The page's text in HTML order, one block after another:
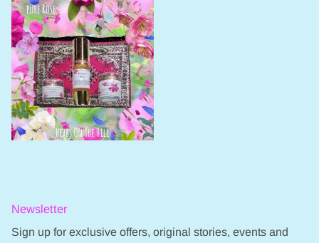
Newsletter
Sign up for exclusive offers, original stories, events and